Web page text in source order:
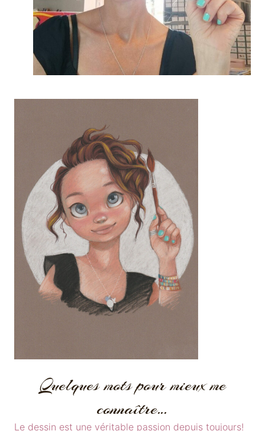
Quelques mots pour mieux me
connaître…
Le dessin est une véritable passion depuis toujours!